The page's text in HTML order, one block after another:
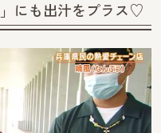
にも出汁をプラス♡